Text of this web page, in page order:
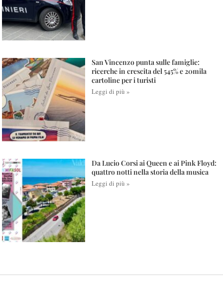
San Vincenzo punta sulle famiglie:
ricerche in crescita del 545% e 20mila
cartoline per i turisti
Leggi di più »
Da Lucio Corsi ai Queen e ai Pink Floyd:
quattro notti nella storia della musica
Leggi di più »